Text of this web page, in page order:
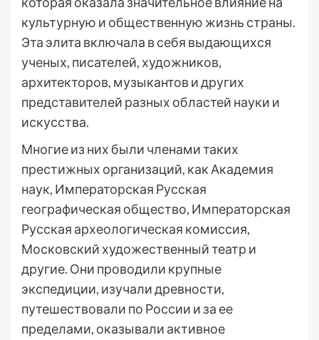
культурную и общественную жизнь страны.
Эта элита включала в себя выдающихся
ученых, писателей, художников,
архитекторов, музыкантов и других
представителей разных областей науки и
искусства.
Многие из них были членами таких
престижных организаций, как Академия
наук, Императорская Русская
географическая общество, Императорская
Русская археологическая комиссия,
Московский художественный театр и
другие. Они проводили крупные
экспедиции, изучали древности,
путешествовали по России и за ее
пределами, оказывали активное